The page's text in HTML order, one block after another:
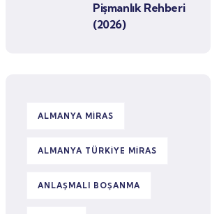
Pişmanlık Rehberi
(2026)
ALMANYA MIRAS
ALMANYA TÜRKIYE MIRAS
ANLAŞMALI BOŞANMA